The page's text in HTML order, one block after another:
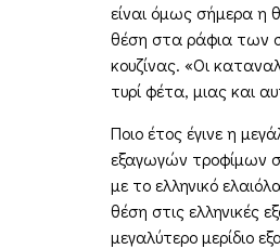
είναι όμως σήμερα η
θέση στα ράφια των
κουζίνας. «Οι
τυρί φέτα, μιας και
Ποιο έτος έγινε η
εξαγωγών τροφίμων
με το ελληνικό
θέση στις ελληνικές
μεγαλύτερο μερίδιο